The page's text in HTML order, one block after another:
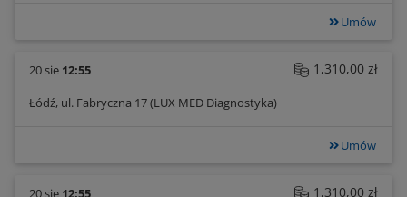
Umów
20 sie 12:55
Łódź, ul. Fabryczna 17 (LUX MED Diagnostyka)
1,310,00 zł
Umów
20 sie 12:55
1,310,00 zł